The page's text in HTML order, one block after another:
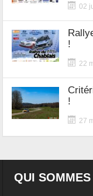
02
!
22
!
27
QUI